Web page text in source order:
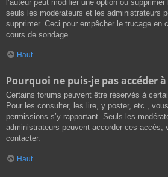
l’auteur peut modifier une option ou
seuls les modérateurs et les administrateurs
supprimer. Ceci pour empêcher le trucage en
cours de sondage.
Haut
Pourquoi ne puis-je pas accéder
Certains forums peuvent être réservés à
Pour les consulter, les lire, y poster, etc.,
permissions s’y rapportant. Seuls les
administrateurs peuvent accorder ces accès,
contacter.
Haut